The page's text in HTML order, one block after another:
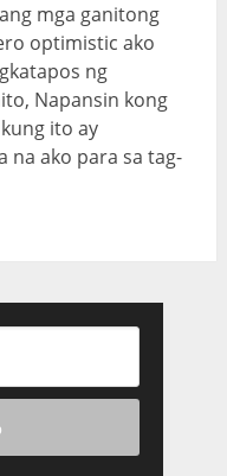
mga ganitong
optimistic ako
ng
Napansin kong
ito ay
na ako para sa tag-